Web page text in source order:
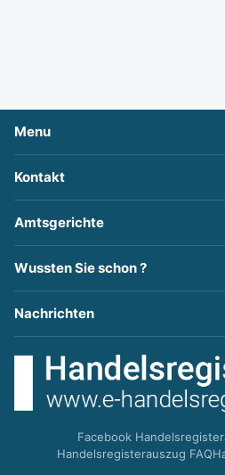
Menu
Kontakt
Amtsgerichte
Wussten Sie schon ?
Nachrichten
Facebook
Handelsregisterauszug FAQ